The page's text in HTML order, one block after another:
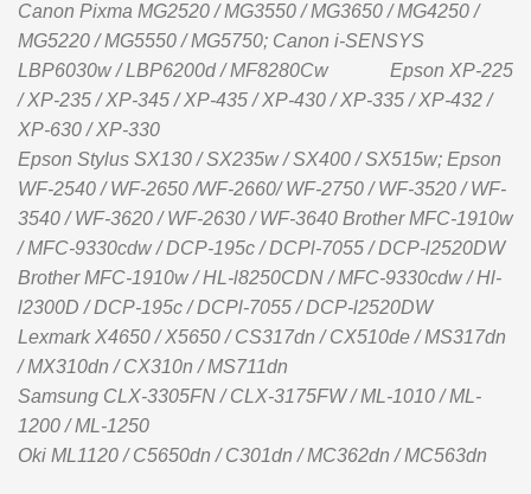
Canon Pixma MG2520 / MG3550 / MG3650 / MG4250 /
MG5220 / MG5550 / MG5750; Canon i-SENSYS
LBP6030w / LBP6200d / MF8280Cw Epson XP-225
/ XP-235 / XP-345 / XP-435 / XP-430 / XP-335 / XP-432 /
XP-630 / XP-330
Epson Stylus SX130 / SX235w / SX400 / SX515w; Epson
WF-2540 / WF-2650 /WF-2660/ WF-2750 / WF-3520 / WF-
3540 / WF-3620 / WF-2630 / WF-3640 Brother MFC-1910w
/ MFC-9330cdw / DCP-195c / DCPl-7055 / DCP-l2520DW
Brother MFC-1910w / HL-l8250CDN / MFC-9330cdw / Hl-
l2300D / DCP-195c / DCPl-7055 / DCP-l2520DW
Lexmark X4650 / X5650 / CS317dn / CX510de / MS317dn
/ MX310dn / CX310n / MS711dn
Samsung CLX-3305FN / CLX-3175FW / ML-1010 / ML-
1200 / ML-1250
Oki ML1120 / C5650dn / C301dn / MC362dn / MC563dn